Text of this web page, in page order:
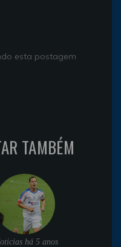
esta postagem
TAMBÉM
há 5 anos